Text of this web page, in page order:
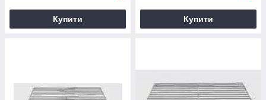
Купити Купити